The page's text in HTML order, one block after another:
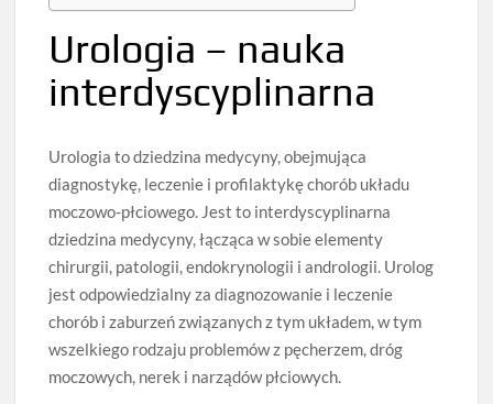
Urologia – nauka
interdyscyplinarna
Urologia to dziedzina medycyny, obejmująca
diagnostykę, leczenie i profilaktykę chorób układu
moczowo-płciowego. Jest to interdyscyplinarna
dziedzina medycyny, łącząca w sobie elementy
chirurgii, patologii, endokrynologii i andrologii. Urolog
jest odpowiedzialny za diagnozowanie i leczenie
chorób i zaburzeń związanych z tym układem, w tym
wszelkiego rodzaju problemów z pęcherzem, dróg
moczowych, nerek i narządów płciowych.